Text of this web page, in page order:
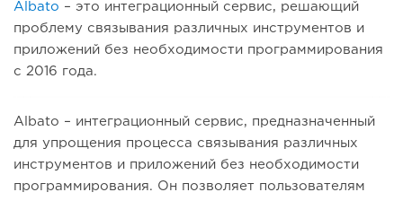
Albato – это интеграционный сервис, решающий
проблему связывания различных инструментов и
приложений без необходимости программирования
с 2016 года.
Albato – интеграционный сервис, предназначенный
для упрощения процесса связывания различных
инструментов и приложений без необходимости
программирования. Он позволяет пользователям